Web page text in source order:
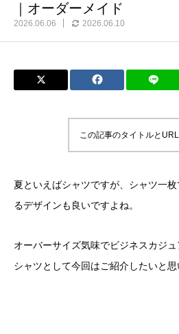
｜オーダーメイド
2026.06.06 2026.06.10
この記事のタイトルと
夏といえばシャツですが、シャツ一
るデザインも良いですよね。
オーバーサイズ気味でビジネスカジ
シャツとして今回はご紹介したいと思